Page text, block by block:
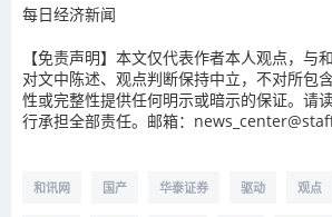
每日经济新闻
【免责声明】本文仅代表作者本人观点，与
对文中陈述、观点判断保持中立，不对所包
性或完整性提供任何明示或暗示的保证。请
行承担全部责任。邮箱：
和讯网 国产 华泰证券 驱动 观点